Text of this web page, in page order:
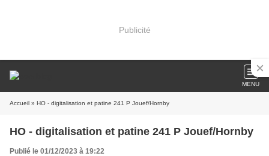
Publicité
MENU
Accueil » HO - digitalisation et patine 241 P Jouef/Hornby
HO - digitalisation et patine 241 P Jouef/Hornby
Publié le 01/12/2023 à 19:22